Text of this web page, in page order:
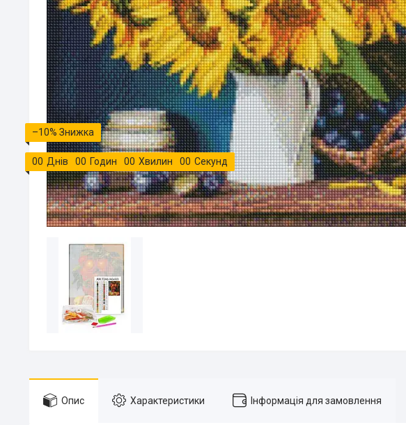
–10%
00 Днів 00 Годин 00 Хвилин 00 Секунд
Опис Характеристики Інформація для замовлення